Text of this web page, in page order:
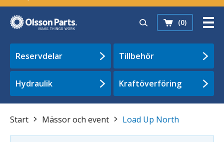
(0)
Reservdelar Tillbehör
Hydraulik Kraftöverföring
Start Mässor och event Load Up North